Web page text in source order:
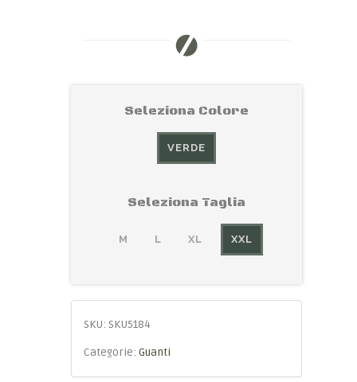
Seleziona Colore
VERDE
Seleziona Taglia
M L XL XXL
SKU: SKU5184
Categorie: Guanti